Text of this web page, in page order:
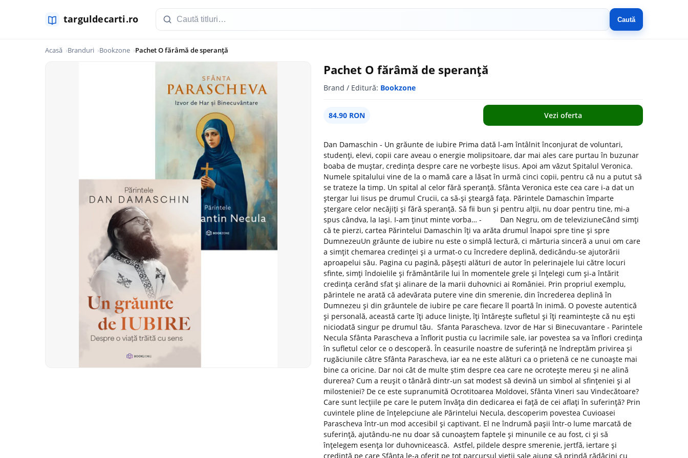
Caută
Acasă Branduri Bookzone Pachet O fărâmă de speranță
Pachet O fărâmă de speranță
Brand / Editură: Bookzone
84.90 RON Vezi oferta
Dan Damaschin - Un grăunte de iubire Prima dată l-am întâlnit înconjurat de voluntari,
studenți, elevi, copii care aveau o energie molipsitoare, dar mai ales care purtau în buzunar
boaba de muștar, credința despre care ne vorbește Iisus. Apoi am văzut Spitalul Veronica.
Numele spitalului vine de la o mamă care a lăsat în urmă cinci copii, pentru că nu a putut să
se trateze la timp. Un spital al celor fără speranță. Sfânta Veronica este cea care i-a dat un
ștergar lui Iisus pe drumul Crucii, ca să-și șteargă fața. Părintele Damaschin împarte
ștergare celor necăjiți și fără speranță. Să fii bun și pentru alții, nu doar pentru tine, mi-a
spus cândva, la Iași. I-am ținut minte vorba… - Dan Negru, om de televiziuneCând simți
că te pierzi, cartea Părintelui Damaschin îți va arăta drumul înapoi spre tine și spre
DumnezeuUn grăunte de iubire nu este o simplă lectură, ci mărturia sinceră a unui om care
a simțit chemarea credinței și a urmat-o cu încredere deplină, dedicându-se ajutorării
aproapelui său. Pagina cu pagină, pășești alături de autor în pelerinajele lui către locuri
sfinte, simți îndoielile și frământările lui în momentele grele și înțelegi cum și-a întărit
credința cerând sfat și alinare de la marii duhovnici ai României. Prin propriul exemplu,
părintele ne arată că adevărata putere vine din smerenie, din încrederea deplină în
Dumnezeu și din grăuntele de iubire pe care fiecare îl poartă în inimă. O poveste autentică
și personală, această carte îți aduce liniște, îți întărește sufletul și îți reamintește că nu ești
niciodată singur pe drumul tău. Sfanta Parascheva. Izvor de Har si Binecuvantare - Parintele
Necula Sfânta Parascheva a înflorit pustia cu lacrimile sale, iar povestea sa va înflori credința
în sufletul celor ce o descoperă. În ceasurile noastre de suferință ne îndreptăm privirea și
rugăciunile către Sfânta Parascheva, iar ea ne este alături ca o prietenă ce ne cunoaște mai
bine ca oricine. Dar noi cât de multe știm despre cea care ne ocrotește mereu și ne alină
durerea? Cum a reușit o tânără dintr-un sat modest să devină un simbol al sfințeniei și al
milosteniei? De ce este supranumită Ocrotitoarea Moldovei, Sfânta Vineri sau Vindecătoare?
Care sunt lecțiile pe care le putem învăța din dedicarea ei față de cei aflați în suferință? Prin
cuvintele pline de înțelepciune ale Părintelui Necula, descoperim povestea Cuvioasei
Parascheva într-un mod accesibil și captivant. El ne îndrumă pașii într-o lume marcată de
suferință, ajutându-ne nu doar să cunoaștem faptele și minunile ce au fost, ci și să
înțelegem esența lor duhovnicească. Astfel, pildele despre smerenie, jertfă, iertare și
credință pe care Sfânta le-a oferit pe tot parcursul vieții sale ajung să prindă rădăcini cu